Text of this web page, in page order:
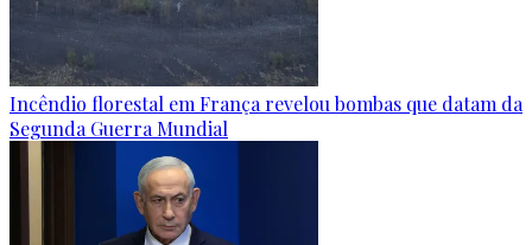
Incêndio florestal em França revelou bombas que datam da
Segunda Guerra Mundial